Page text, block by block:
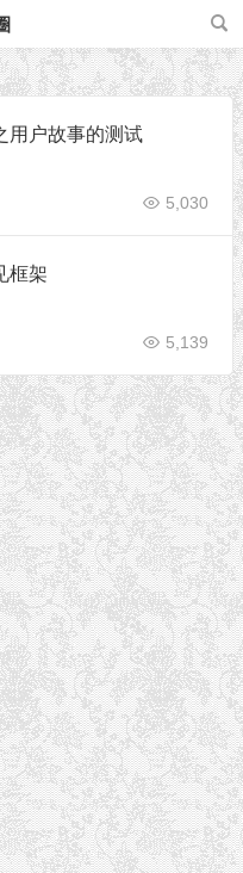
用户故事的测试
5,030
框架
5,139